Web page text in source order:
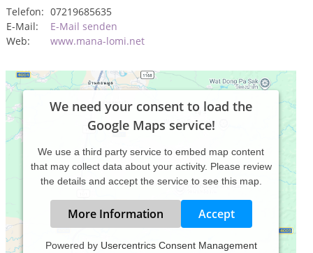
Telefon: 07219685635
E-Mail:
E-Mail senden
Web:
www.mana-lomi.net
We need your consent to load the
Google Maps service!
We use a third party service to embed map content
that may collect data about your activity. Please review
the details and accept the service to see this map.
More Information Accept
Powered by Usercentrics Consent Management